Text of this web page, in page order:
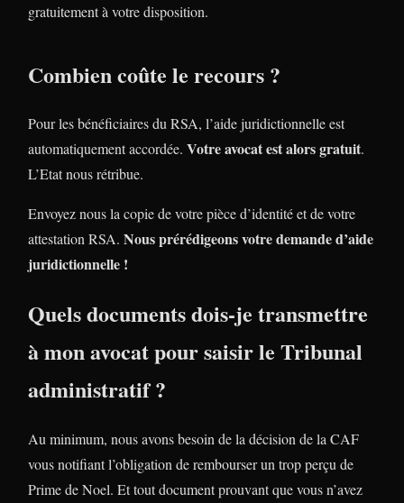
gratuitement à votre disposition.
Combien coûte le recours ?
Pour les bénéficiaires du RSA, l’aide juridictionnelle est
automatiquement accordée. Votre avocat est alors gratuit.
L’Etat nous rétribue.
Envoyez nous la copie de votre pièce d’identité et de votre
attestation RSA. Nous prérédigeons votre demande d’aide
juridictionnelle !
Quels documents dois-je transmettre
à mon avocat pour saisir le Tribunal
administratif ?
Au minimum, nous avons besoin de la décision de la CAF
vous notifiant l’obligation de rembourser un trop perçu de
Prime de Noel. Et tout document prouvant que vous n’avez